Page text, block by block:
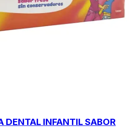
DENTAL INFANTIL SABOR